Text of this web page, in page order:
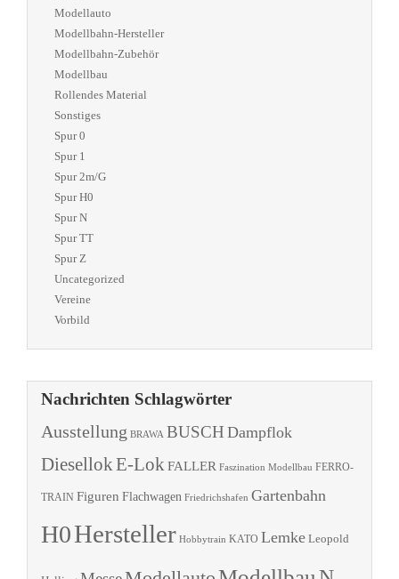
Modellauto
Modellbahn-Hersteller
Modellbahn-Zubehör
Modellbau
Rollendes Material
Sonstiges
Spur 0
Spur 1
Spur 2m/G
Spur H0
Spur N
Spur TT
Spur Z
Uncategorized
Vereine
Vorbild
Nachrichten Schlagwörter
Ausstellung BRAWA BUSCH Dampflok
DiesellokE-LokFALLER Faszination Modellbau FERRO-
TRAIN Figuren Flachwagen Friedrichshafen Gartenbahn
H0Hersteller Hobbytrain KATO Lemke Leopold